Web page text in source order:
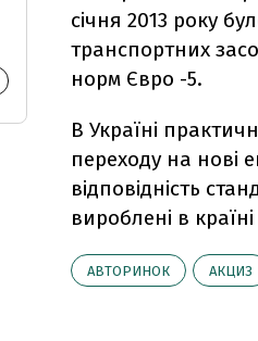
січня 2013 року
транспортних
норм Євро -5.
В Україні
переходу на нові
відповідність
вироблені в
АВТОРИНОК АКЦИЗ